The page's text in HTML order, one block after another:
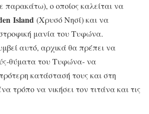
παρακάτω), ο οποίος καλείται να
Island (Χρυσό Νησί) και να
μανία του Τυφώνα.
αυτό, αρχικά θα πρέπει να
θύματα του Τυφώνα- να
κατάστασή τους και στη
τρόπο να νικήσει τον τιτάνα και τις